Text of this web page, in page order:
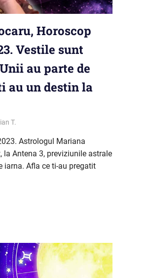
Horoscop
Vestile sunt
au parte de
au un destin la
T.
Astrologul Mariana
la Antena 3, previziunile astrale
iarna. Afla ce ti-au pregatit